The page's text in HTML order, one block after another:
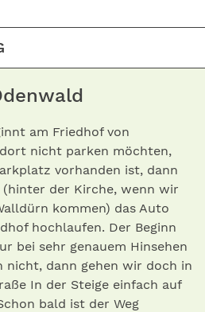
am Friedhof von
nicht parken möchten,
vorhanden ist, dann
(hinter der Kirche, wenn wir
kommen) das Auto
hochlaufen. Der Beginn
bei sehr genauem Hinsehen
nicht, dann gehen wir doch in
In der Steige einfach auf
bald ist der Weg